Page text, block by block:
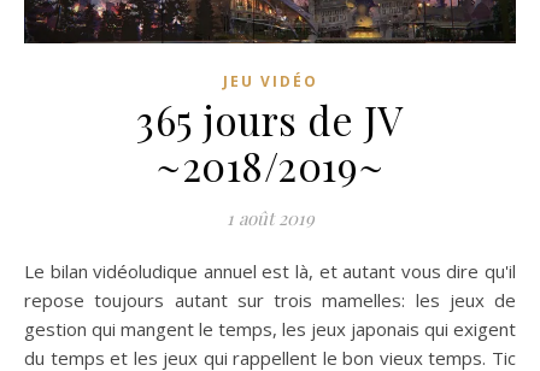
JEU VIDÉO
365 jours de JV
~2018/2019~
1 août 2019
Le bilan vidéoludique annuel est là, et autant vous dire qu'il
repose toujours autant sur trois mamelles: les jeux de
gestion qui mangent le temps, les jeux japonais qui exigent
du temps et les jeux qui rappellent le bon vieux temps. Tic